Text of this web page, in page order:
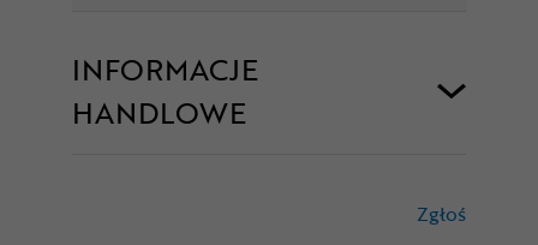
INFORMACJE
HANDLOWE
Zgłoś